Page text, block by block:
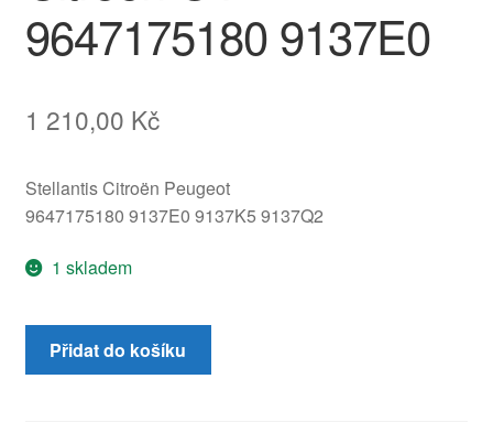
9647175180 9137E0
1 210,00 Kč
Stellantis Citroën Peugeot
9647175180 9137E0 9137K5 9137Q2
1 skladem
Elektrický
zámek
Přidat do košíku